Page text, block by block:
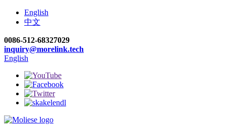
English
中文
0086-512-68327029
inquiry@morelink.tech
English